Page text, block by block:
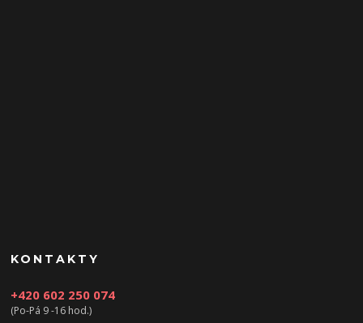
KONTAKTY
+420 602 250 074
(Po-Pá 9 -16 hod.)